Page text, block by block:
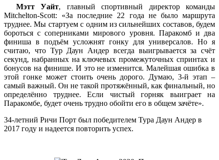
Мэтт Уайт, главный спортивный директор команды
Mitchelton-Scott: «За последние 22 года не было маршрута
труднее. Мы стартуем с одним из сильнейших составов, будем
бороться с соперниками мирового уровня. Паракомб и два
финиша в подъём усложнят гонку для универсалов. Но я
считаю, что Тур Даун Андер всегда выигрывается за счёт
секунд, набранных на ключевых промежуточных спринтах и
бонусов на финише. И это не изменится. Малейшая ошибка в
этой гонке может стоить очень дорого. Думаю, 3-й этап –
самый важный. Он не такой протяжённый, как финальный, но
определённо труднее. Если чистый горняк выиграет на
Паракомбе, будет очень трудно обойти его в общем зачёте».
34-летний Ричи Порт был победителем Тура Даун Андер в
2017 году и надеется повторить успех.